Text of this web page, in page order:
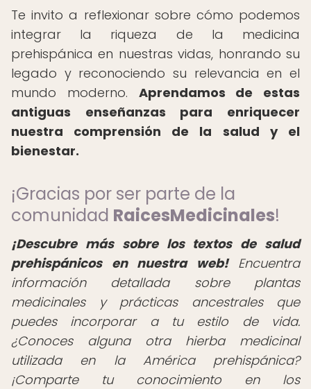
Te invito a reflexionar sobre cómo podemos
integrar la riqueza de la medicina
prehispánica en nuestras vidas, honrando su
legado y reconociendo su relevancia en el
mundo moderno. Aprendamos de estas
antiguas enseñanzas para enriquecer
nuestra comprensión de la salud y el
bienestar.
¡Gracias por ser parte de la
comunidad RaicesMedicinales!
¡Descubre más sobre los textos de salud
prehispánicos en nuestra web!Encuentra
información detallada sobre plantas
medicinales y prácticas ancestrales que
puedes incorporar a tu estilo de vida.
¿Conoces alguna otra hierba medicinal
utilizada en la América prehispánica?
¡Comparte tu conocimiento en los